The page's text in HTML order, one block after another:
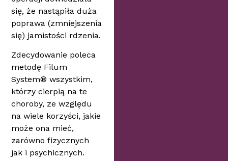
się, że nastąpiła duża
poprawa (zmniejszenia
się) jamistości rdzenia.
Zdecydowanie poleca
metodę Filum
System® wszystkim,
którzy cierpią na te
choroby, ze względu
na wiele korzyści, jakie
może ona mieć,
zarówno fizycznych
jak i psychicznych.